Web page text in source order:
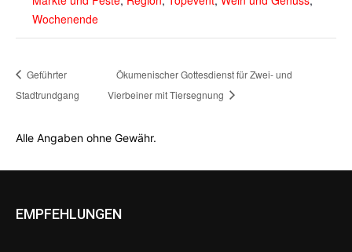
Wochenende
Geführter
Stadtrundgang
Ökumenischer Gottesdienst für Zwei- und
Vierbeiner mit Tiersegnung
Alle Angaben ohne Gewähr.
EMPFEHLUNGEN